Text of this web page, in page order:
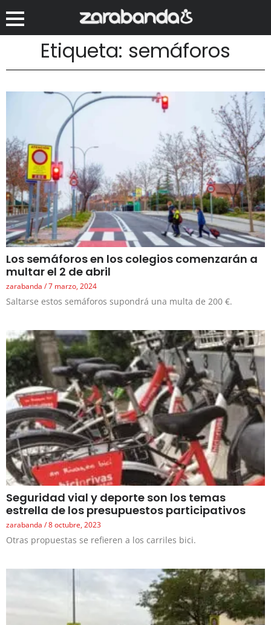
Etiqueta: semáforos
Los semáforos en los colegios comenzarán a
multar el 2 de abril
zarabanda 7 marzo, 2024
Saltarse estos semáforos supondrá una multa de 200 €.
Seguridad vial y deporte son los temas
estrella de los presupuestos participativos
zarabanda 8 octubre, 2023
Otras propuestas se refieren a los carriles bici.